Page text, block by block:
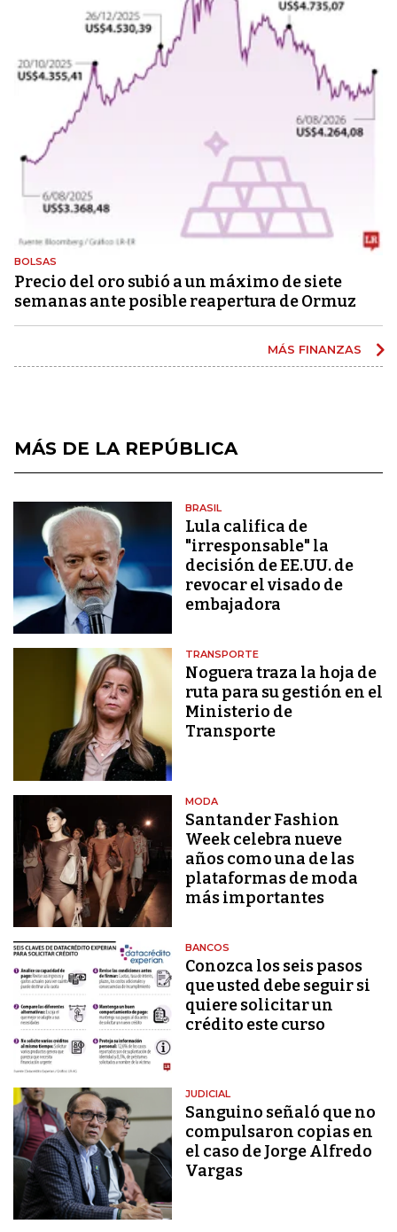
BOLSAS
Precio del oro subió a un máximo de siete
semanas ante posible reapertura de Ormuz
MÁS FINANZAS
MÁS DE LA REPÚBLICA
BRASIL
Lula califica de
"irresponsable" la
decisión de EE.UU. de
revocar el visado de
embajadora
TRANSPORTE
Noguera traza la hoja de
ruta para su gestión en el
Ministerio de
Transporte
MODA
Santander Fashion
Week celebra nueve
años como una de las
plataformas de moda
más importantes
BANCOS
Conozca los seis pasos
que usted debe seguir si
quiere solicitar un
crédito este curso
JUDICIAL
Sanguino señaló que no
compulsaron copias en
el caso de Jorge Alfredo
Vargas